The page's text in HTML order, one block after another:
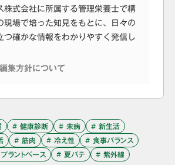
株式会社に所属する管理栄養士で構
場で培った知見をもとに、日々の
確かな情報をわかりやすく発信し
集方針について
# 健康診断 # 未病
# 新生活
# 筋肉 # 冷え性
# 食事バランス
ラントベース # 夏バテ
# 紫外線